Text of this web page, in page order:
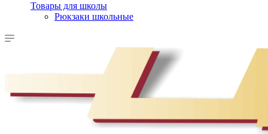
Товары для школы
Рюкзаки школьные